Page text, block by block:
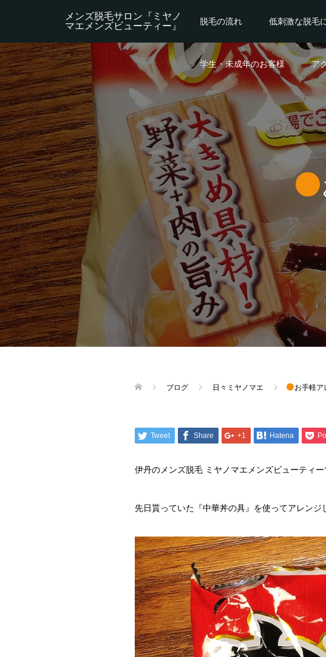
メンズ脱毛サロン『ミヤノ
マエメンズビューティー』
脱毛の流れ 低刺激な脱毛
学生・未成年のお客様 ア
ブログ 日々ミヤノマエ お手軽ア
Tweet Share +1 Hatena
伊丹のメンズ脱毛 ミヤノマエメンズビューティ
先日貰っていた『中華丼の具』を使ってアレンジ